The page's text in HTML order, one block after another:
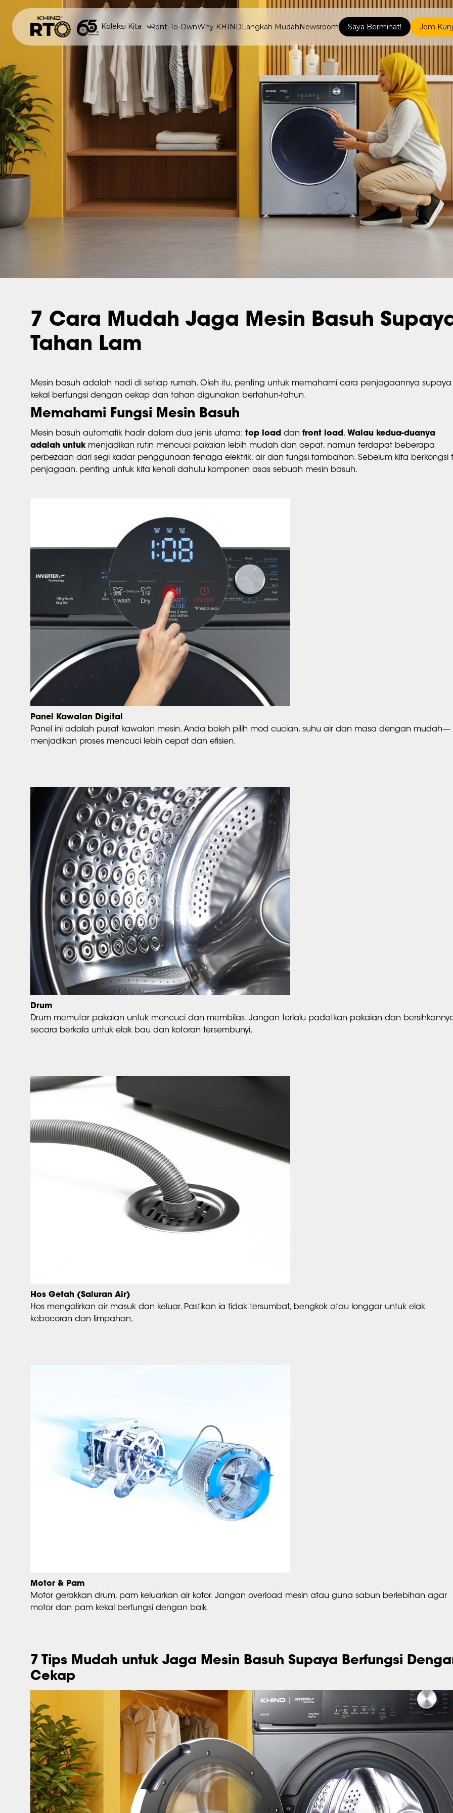
Koleksi Kita Rent-To-OwnWhy KHINDLangkah MudahNewsroom Saya Berminat! Jom
7 Cara Mudah Jaga Mesin Basuh
Tahan Lam
Mesin basuh adalah nadi di setiap rumah. Oleh itu, penting untuk memahami cara penjagaannya supaya
kekal berfungsi dengan cekap dan tahan digunakan bertahun-tahun.
Memahami Fungsi Mesin Basuh
Mesin basuh automatik hadir dalam dua jenis utama: top load dan front load . Walau kedua-duanya
adalah untuk menjadikan rutin mencuci pakaian lebih mudah dan cepat, namun terdapat beberapa
perbezaan dari segi kadar penggunaan tenaga elektrik, air dan fungsi tambahan. Sebelum kita berkongsi
penjagaan, penting untuk kita kenali dahulu komponen asas sebuah mesin basuh.
Panel Kawalan Digital
Panel ini adalah pusat kawalan mesin. Anda boleh pilih mod cucian, suhu air dan masa dengan mudah—
menjadikan proses mencuci lebih cepat dan efisien.
Drum
Drum memutar pakaian untuk mencuci dan membilas. Jangan terlalu padatkan pakaian dan
secara berkala untuk elak bau dan kotoran tersembunyi.
Hos Getah (Saluran Air)
Hos mengalirkan air masuk dan keluar. Pastikan ia tidak tersumbat, bengkok atau longgar untuk elak
kebocoran dan limpahan.
Motor & Pam
Motor gerakkan drum, pam keluarkan air kotor. Jangan overload mesin atau guna sabun berlebihan agar
motor dan pam kekal berfungsi dengan baik.
7 Tips Mudah untuk Jaga Mesin Basuh Supaya Berfungsi
Cekap